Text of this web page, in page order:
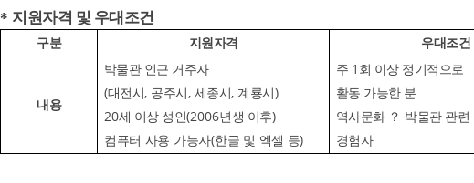
* 지원자격 및 우대조건
구분 지원자격 우대조건
내용
박물관 인근 거주자
(대전시, 공주시 , 세종시,계룡시 )
20세 이상 성인(2006년생 이후)
컴퓨터 사용 가능자(한글 및 엑셀 등)
주 1 회 이상 정기적으로
활동 가능한 분
역사문화 ？ 박물관 관련
경험자